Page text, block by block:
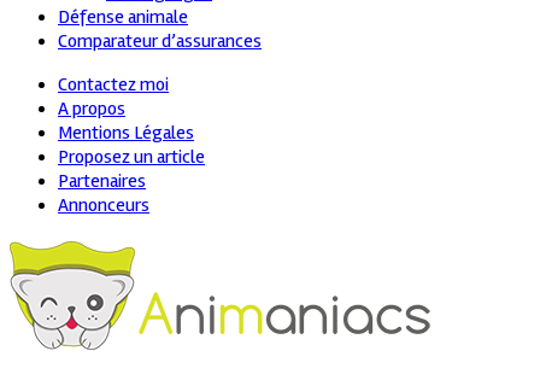
Défense animale
Comparateur d’assurances
Contactez moi
A propos
Mentions Légales
Proposez un article
Partenaires
Annonceurs